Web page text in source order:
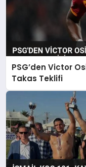
PSG’den Victor
Takas Teklifi